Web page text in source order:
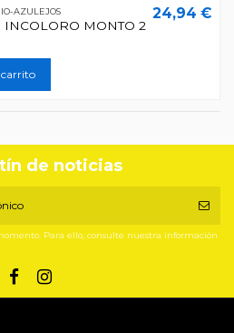
AZULEJOS
MONTO 2
24,94 €
de noticias
Para ello, consulte nuestra información